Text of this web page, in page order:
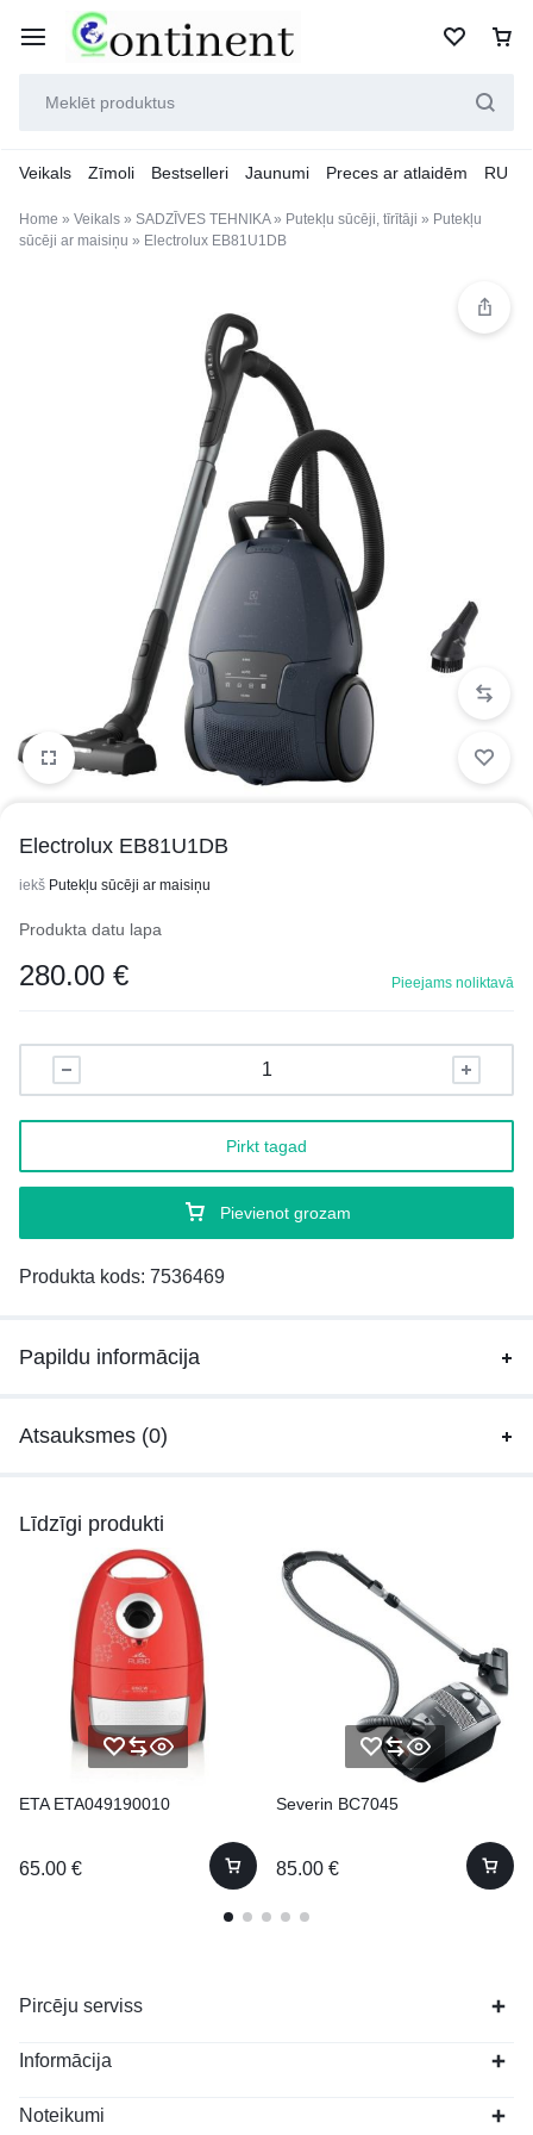
Veikals Zīmoli Bestselleri Jaunumi Preces ar atlaidēm RU
Home » Veikals » SADZĪVES TEHNIKA» Putekļu sūcēji, tīrītāji » Putekļu
sūcēji ar maisiņu » Electrolux EB81U1DB
1/3
Electrolux EB81U1DB
iekš Putekļu sūcēji ar maisiņu
Produkta datu lapa
280.00 € Pieejams noliktavā
Pievienot grozam
Pirkt tagad
Produkta kods: 7536469
Papildu informācija
Atsauksmes (0)
Līdzīgi produkti
ETA ETA049190010
65.00 €
Severin BC7045
85.00 €
Pircēju serviss
Informācija
Noteikumi